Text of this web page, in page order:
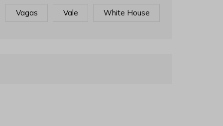
Vagas Vale White House